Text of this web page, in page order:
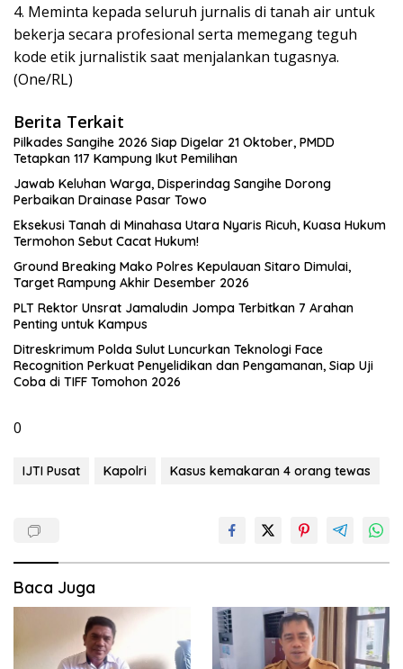
4. Meminta kepada seluruh jurnalis di tanah air untuk
bekerja secara profesional serta memegang teguh
kode etik jurnalistik saat menjalankan tugasnya.
(One/RL)
Berita Terkait
Pilkades Sangihe 2026 Siap Digelar 21 Oktober, PMDD
Tetapkan 117 Kampung Ikut Pemilihan
Jawab Keluhan Warga, Disperindag Sangihe Dorong
Perbaikan Drainase Pasar Towo
Eksekusi Tanah di Minahasa Utara Nyaris Ricuh, Kuasa Hukum
Termohon Sebut Cacat Hukum!
Ground Breaking Mako Polres Kepulauan Sitaro Dimulai,
Target Rampung Akhir Desember 2026
​PLT Rektor Unsrat Jamaludin Jompa Terbitkan 7 Arahan
Penting untuk Kampus
Ditreskrimum Polda Sulut Luncurkan Teknologi Face
Recognition Perkuat Penyelidikan dan Pengamanan, Siap Uji
Coba di TIFF Tomohon 2026
0
IJTI Pusat Kapolri Kasus kemakaran 4 orang tewas
Baca Juga